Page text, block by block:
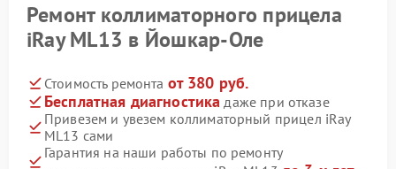
Ремонт коллиматорного прицела
iRay ML13 в Йошкар-Оле
Стоимость ремонта от 380 руб.
Бесплатная диагностика даже при отказе
Привезем и увезем коллиматорный прицел iRay
ML13 сами
Гарантия на наши работы по ремонту